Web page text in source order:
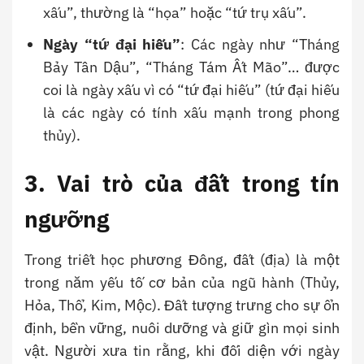
xấu”, thường là “họa” hoặc “tứ trụ xấu”.
Ngày “tứ đại hiếu”: Các ngày như “Tháng
Bảy Tân Dậu”, “Tháng Tám Ất Mão”… được
coi là ngày xấu vì có “tứ đại hiếu” (tứ đại hiếu
là các ngày có tính xấu mạnh trong phong
thủy).
3. Vai trò của đất trong tín
ngưỡng
Trong triết học phương Đông, đất (địa) là một
trong năm yếu tố cơ bản của ngũ hành (Thủy,
Hỏa, Thổ, Kim, Mộc). Đất tượng trưng cho sự ổn
định, bền vững, nuôi dưỡng và giữ gìn mọi sinh
vật. Người xưa tin rằng, khi đối diện với ngày